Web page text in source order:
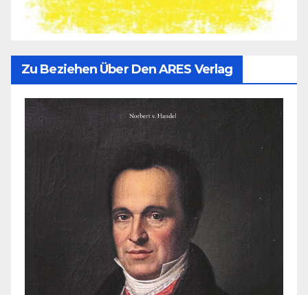
Zu Beziehen Über Den ARES Verlag